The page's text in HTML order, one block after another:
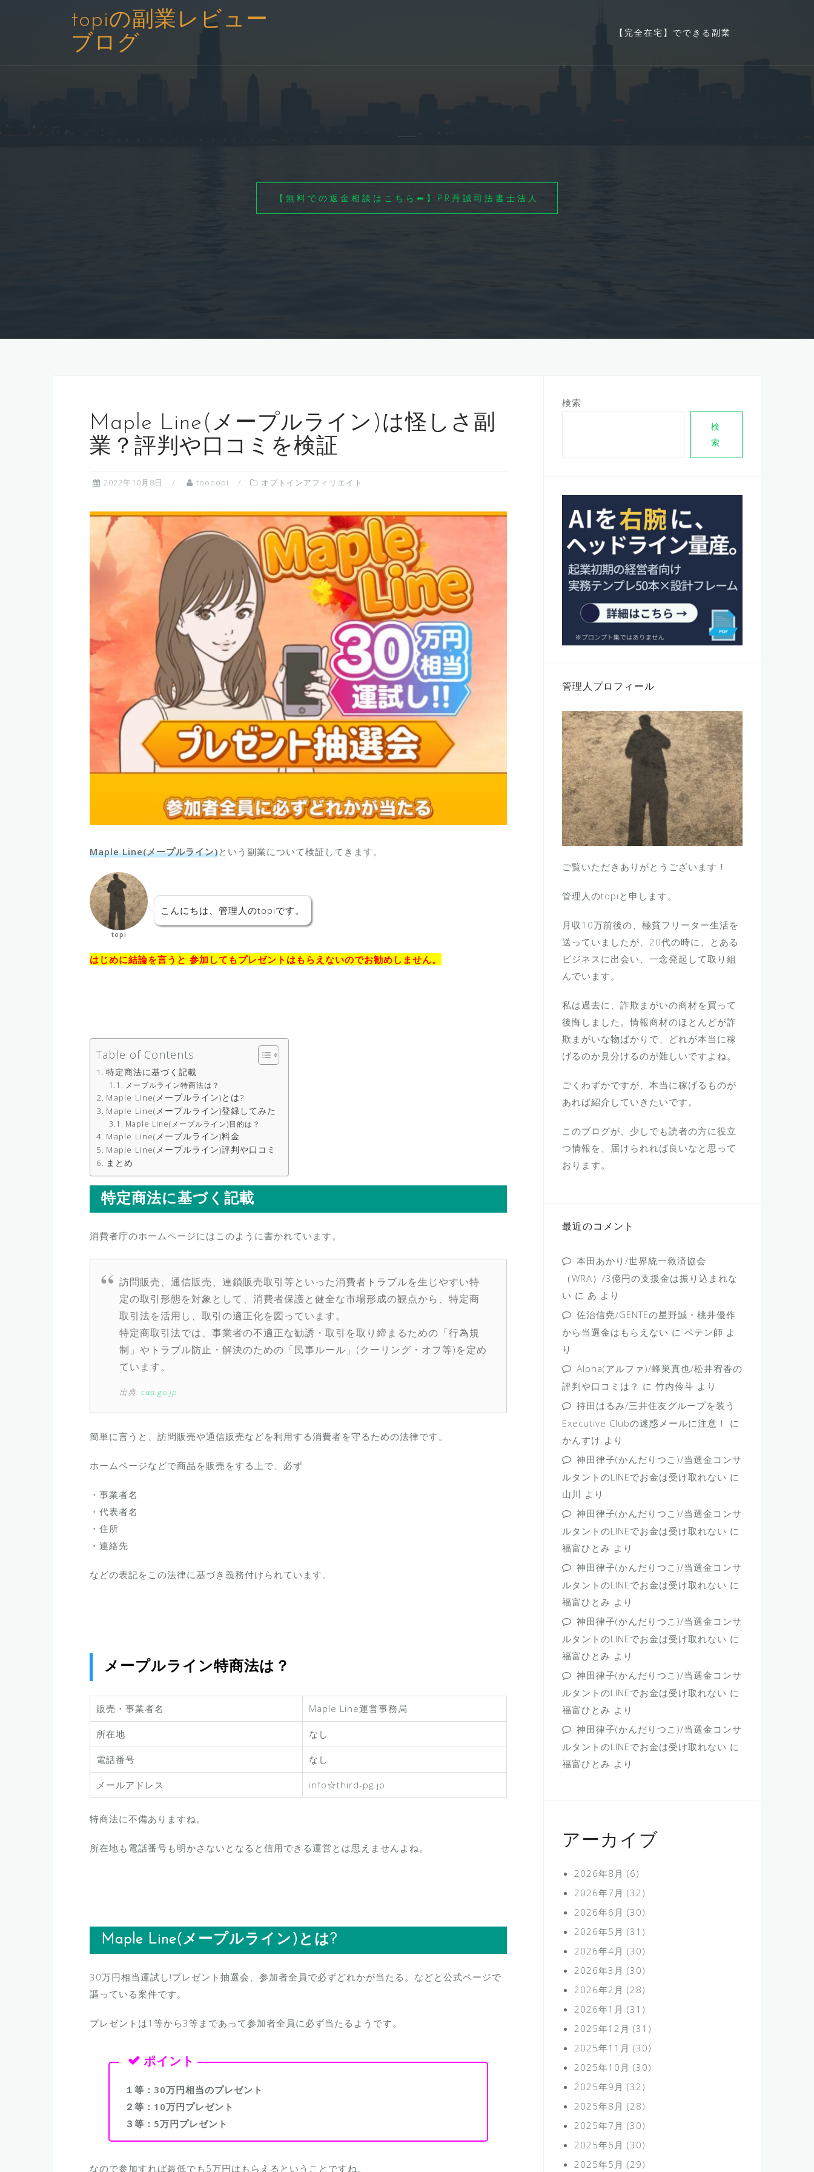
topiの副業レビュー
ブログ
【完全在宅】でできる副業
【無料での返金相談はこちら⬅】PR丹誠司法書士法人
Maple Line(メープルライン)は怪しさ副
業？評判や口コミを検証
2022年10月8日 toooopi オプトインアフィリエイト
Maple Line(メープルライン)という副業について検証してきます。
topi
こんにちは、管理人のtopiです。
はじめに結論を言うと 参加してもプレゼントはもらえないのでお勧めしません。
Table of Contents
特定商法に基づく記載
メープルライン特商法は？
Maple Line(メープルライン)とは?
Maple Line(メープルライン)登録してみた
Maple Line(メープルライン)目的は？
Maple Line(メープルライン)料金
Maple Line(メープルライン)評判や口コミ
まとめ
特定商法に基づく記載
消費者庁のホームページにはこのように書かれています。
訪問販売、通信販売、連鎖販売取引等といった消費者トラブルを生じやすい特
定の取引形態を対象として、消費者保護と健全な市場形成の観点から、特定商
取引法を活用し、取引の適正化を図っています。
特定商取引法では、事業者の不適正な勧誘・取引を取り締まるための「行為規
制」やトラブル防止・解決のための「民事ルール」(クーリング・オフ等)を定め
ています。
出典: caa.go.jp
簡単に言うと、訪問販売や通信販売などを利用する消費者を守るための法律です。
ホームページなどで商品を販売をする上で、必ず
・事業者名
・代表者名
・住所
・連絡先
などの表記をこの法律に基づき義務付けられています。
メープルライン特商法は？
販売・事業者名 Maple Line運営事務局
所在地 なし
電話番号 なし
メールアドレス info☆third-pg.jp
特商法に不備ありますね。
所在地も電話番号も明かさないとなると信用できる運営とは思えませんよね。
Maple Line(メープルライン)とは?
30万円相当運試し!プレゼント抽選会、参加者全員で必ずどれかが当たる。などと公式ページで
謳っている案件です。
プレゼントは1等から3等まであって参加者全員に必ず当たるようです。
１等：30万円相当のプレゼント
２等：10万円プレゼント
３等：5万円プレゼント
なので参加すれば最低でも5万円はもらえるということですね。
検索
検
索
管理人プロフィール
ご覧いただきありがとうございます！
管理人のtopiと申します。
月収10万前後の、極貧フリーター生活を
送っていましたが、20代の時に、とある
ビジネスに出会い、一念発起して取り組
んでいます。
私は過去に、詐欺まがいの商材を買って
後悔しました。情報商材のほとんどが詐
欺まがいな物ばかりで、どれが本当に稼
げるのか見分けるのが難しいですよね。
ごくわずかですが、本当に稼げるものが
あれば紹介していきたいです。
このブログが、少しでも読者の方に役立
つ情報を、届けられれば良いなと思って
おります。
最近のコメント
本田あかり/世界統一救済協会
（WRA）/3億円の支援金は振り込まれな
い に あ より
佐治信尭/GENTEの星野誠・桃井優作
から当選金はもらえない に ペテン師 よ
り
Alpha(アルファ)/蜂巣真也/松井宥香の
評判や口コミは？ に 竹内伶斗 より
持田はるみ/三井住友グループを装う
Executive Clubの迷惑メールに注意！
に
かんすけ より
神田律子(かんだりつこ)/当選金コンサ
ルタントのLINEでお金は受け取れない に
山川 より
神田律子(かんだりつこ)/当選金コンサ
ルタントのLINEでお金は受け取れない に
福富ひとみ より
神田律子(かんだりつこ)/当選金コンサ
ルタントのLINEでお金は受け取れない に
福富ひとみ より
神田律子(かんだりつこ)/当選金コンサ
ルタントのLINEでお金は受け取れない に
福富ひとみ より
神田律子(かんだりつこ)/当選金コンサ
ルタントのLINEでお金は受け取れない に
福富ひとみ より
神田律子(かんだりつこ)/当選金コンサ
ルタントのLINEでお金は受け取れない に
福富ひとみ より
アーカイブ
2026年8月 (6)
2026年7月 (32)
2026年6月 (30)
2026年5月 (31)
2026年4月 (30)
2026年3月 (30)
2026年2月 (28)
2026年1月 (31)
2025年12月 (31)
2025年11月 (30)
2025年10月 (30)
2025年9月 (32)
2025年8月 (28)
2025年7月 (30)
2025年6月 (30)
2025年5月 (29)